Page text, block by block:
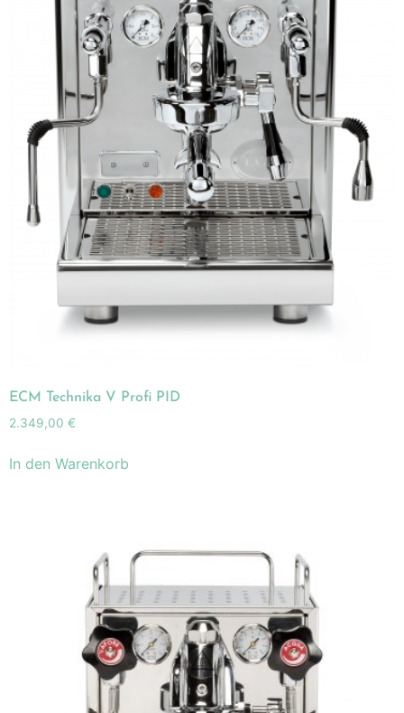
ECM Technika V Profi PID
2.349,00 €
In den Warenkorb